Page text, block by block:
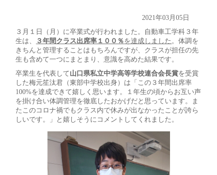
2021年03月05日
３月１日（月）に卒業式が行われました。自動車工学科３年
生は、
３年間クラス出席率１００％を達成しました。体調を
きちんと管理することはもちろんですが、クラスが担任の先
生も含めて一つにまとまり、意識を高めた結果です。
卒業生を代表して山口県私立中学高等学校連合会長賞を受賞
した梅元笙汰君（東部中学校出身）は「この３年間出席率
100%を達成できて嬉しく思います。１年生の頃からお互い声
を掛け合い体調管理を徹底したおかげだと思っています。ま
たこのコロナ禍でもクラス内で休みが出なかったことが誇ら
しいです。」と嬉しそうにコメントしてくれました。